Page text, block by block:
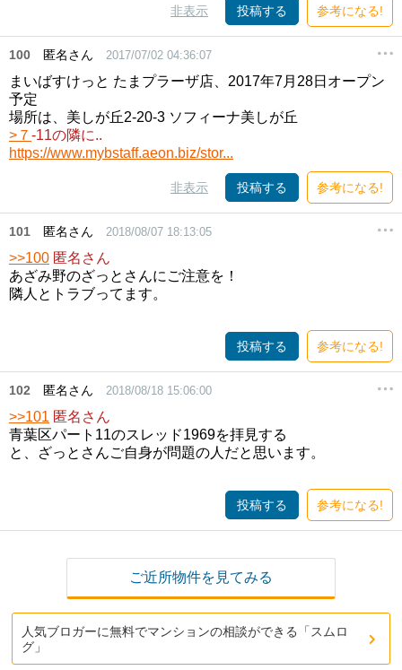
非表示 投稿する 参考になる!
100 匿名さん 2017/07/02 04:36:07
まいばすけっと たまプラーザ店、2017年7月28日オープン
予定
場所は、美しが丘2-20-3 ソフィーナ美しが丘
>７ -11の隣に..
https://www.mybstaff.aeon.biz/stor...
非表示 投稿する 参考になる!
101 匿名さん 2018/08/07 18:13:05
>>100 匿名さん
あざみ野のざっとさんにご注意を！
隣人とトラブってます。
投稿する 参考になる!
102 匿名さん 2018/08/18 15:06:00
>>101 匿名さん
青葉区パート11のスレッド1969を拝見する
と、ざっとさんご自身が問題の人だと思います。
投稿する 参考になる!
ご近所物件を見てみる
人気ブロガーに無料でマンションの相談ができる「スムロ
グ」